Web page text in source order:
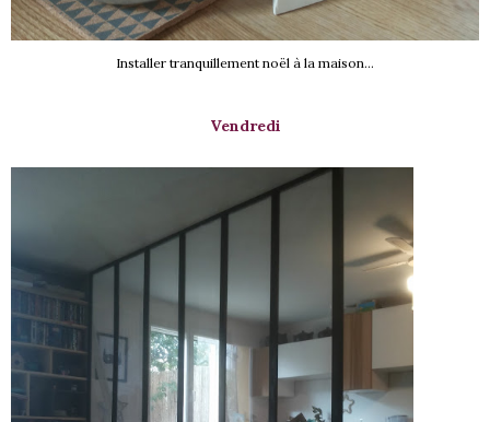
Installer tranquillement noël à la maison...
Vendredi